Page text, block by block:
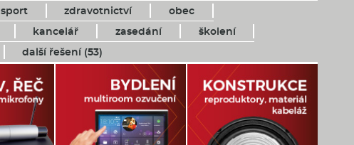
sport zdravotnictví
obec
kancelář zasedání
školení
další řešení (53)